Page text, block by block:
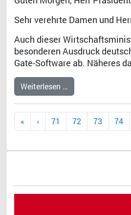
Sehr verehrte Damen und
Auch dieser
besonderen Ausdruck
Gate-Software ab. Näheres
Weiterlesen …
71 72 73 74